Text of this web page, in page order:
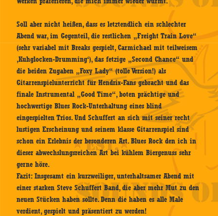
Soll aber nicht heißen, dass es letztendlich ein schlechter
Abend war, im Gegenteil, die restlichen „Freight Train Love“
(sehr variabel mit Breaks gespielt, Carmichael mit teilweisem
‚Kuhglocken-Drumming‘), das fetzige „Second Chance“ und
die beiden Zugaben „Foxy Lady“ (tolle Version!) als
Gitarrenspielunterricht für Hendrix-Fans gebracht und das
finale Instrumental „Good Time“, boten prächtige und
hochwertige Blues Rock-Unterhaltung eines blind
eingespielten Trios. Und Schuffert an sich mit seiner recht
lustigen Erscheinung und seinem klasse Gitarrenspiel sind
schon ein Erlebnis der besonderen Art. Blues Rock den ich in
dieser abwechslungsreichen Art bei kühlem Biergenuss sehr
gerne höre.
Fazit: Insgesamt ein kurzweiliger, unterhaltsamer Abend mit
einer starken Steve Schuffert Band, die aber mehr Mut zu den
neuen Stücken haben sollte. Denn die haben es alle Male
verdient, gespielt und präsentiert zu werden!